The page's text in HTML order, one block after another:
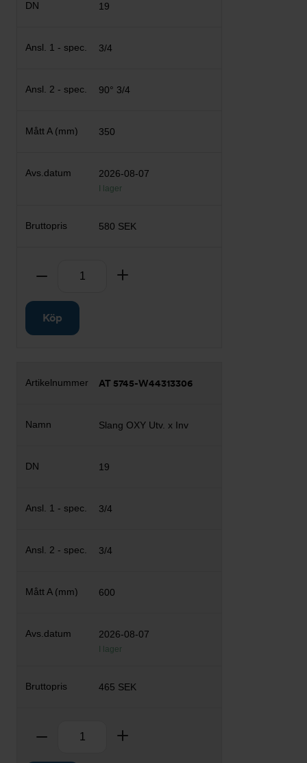
19
3/4
90° 3/4
350
2026-08-07
I lager
580 SEK
Ta bort
Köp
AT 5745-W44313306
Slang OXY Utv. x Inv
19
3/4
3/4
600
2026-08-07
I lager
465 SEK
Ta bort